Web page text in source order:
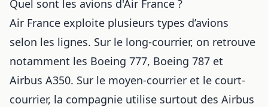
Quel sont les avions d'Air France ?
Air France exploite plusieurs types d’avions
selon les lignes. Sur le long-courrier, on retrouve
notamment les Boeing 777, Boeing 787 et
Airbus A350. Sur le moyen-courrier et le court-
courrier, la compagnie utilise surtout des Airbus